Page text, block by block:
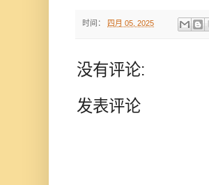
时间： 四月 05, 2025
没有评论:
发表评论